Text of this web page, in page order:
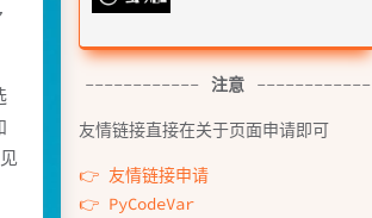
------------ 注意 ------------
友情链接直接在关于页面申请即可
👉 友情链接申请
👉 PyCodeVar